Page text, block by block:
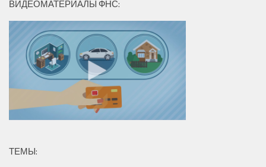
ВИДЕОМАТЕРИАЛЫ ФНС:
ТЕМЫ: